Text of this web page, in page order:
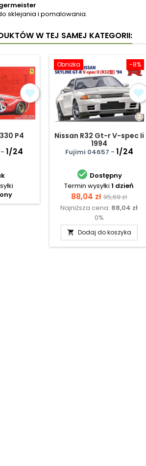
sklejania i pomalowania.
W TEJ SAMEJ KATEGORII:
P4
- 1/24
-8%
Obniżka
Nissan R32 Gt-r V-spec Ii
1994
Fujimi 04657 - 1/24
 Dostępny
Termin wysyłki 1 dzień
Cena
88,04 zł Cena
podstawowa
95,69 zł
Najniższa cena: 88,04 zł
0%
 Dodaj do koszyka